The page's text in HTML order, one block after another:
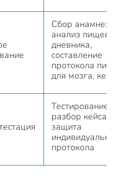
Сбор
анализ
дневника,
составление
протокола
для мозга,
Тестирование,
разбор кейса,
защита
протокола